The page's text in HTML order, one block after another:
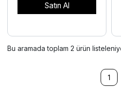
Satın Al
Bu aramada toplam 2 ürün
1